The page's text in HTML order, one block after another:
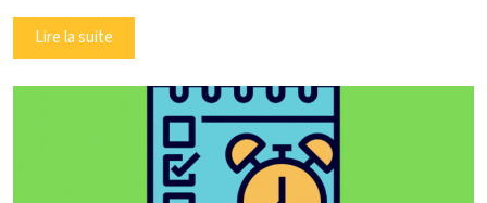
Lire la suite